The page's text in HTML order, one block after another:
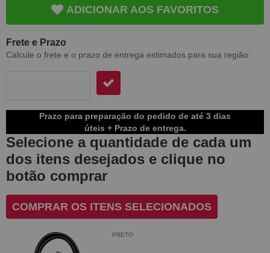
ADICIONAR AOS FAVORITOS
Frete e Prazo
Calcule o frete e o prazo de entrega estimados para sua região:
Prazo para preparação do pedido de até 3 dias
úteis + Prazo de entrega.
Selecione a quantidade de cada um
dos itens desejados e clique no
botão comprar
COMPRAR OS ITENS SELECIONADOS
PRETO